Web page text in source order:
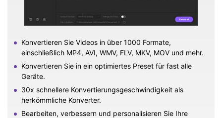
Konvertieren Sie Videos in über 1000 Formate,
einschließlich MP4, AVI, WMV, FLV, MKV, MOV und mehr.
Konvertieren Sie in ein optimiertes Preset für fast alle
Geräte.
30x schnellere Konvertierungsgeschwindigkeit als
herkömmliche Konverter.
Bearbeiten, verbessern und personalisieren Sie Ihre